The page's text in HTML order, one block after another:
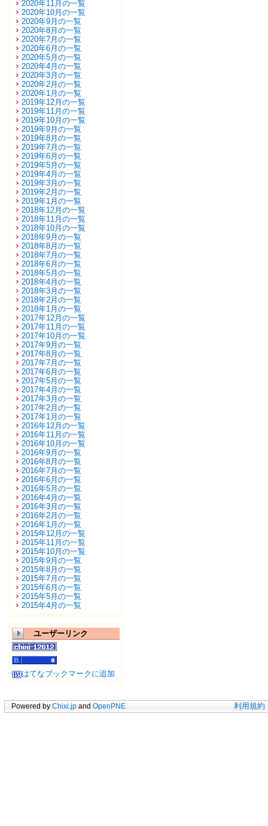
2020年11月の一覧
2020年10月の一覧
2020年9月の一覧
2020年8月の一覧
2020年7月の一覧
2020年6月の一覧
2020年5月の一覧
2020年4月の一覧
2020年3月の一覧
2020年2月の一覧
2020年1月の一覧
2019年12月の一覧
2019年11月の一覧
2019年10月の一覧
2019年9月の一覧
2019年8月の一覧
2019年7月の一覧
2019年6月の一覧
2019年5月の一覧
2019年4月の一覧
2019年3月の一覧
2019年2月の一覧
2019年1月の一覧
2018年12月の一覧
2018年11月の一覧
2018年10月の一覧
2018年9月の一覧
2018年8月の一覧
2018年7月の一覧
2018年6月の一覧
2018年5月の一覧
2018年4月の一覧
2018年3月の一覧
2018年2月の一覧
2018年1月の一覧
2017年12月の一覧
2017年11月の一覧
2017年10月の一覧
2017年9月の一覧
2017年8月の一覧
2017年7月の一覧
2017年6月の一覧
2017年5月の一覧
2017年4月の一覧
2017年3月の一覧
2017年2月の一覧
2017年1月の一覧
2016年12月の一覧
2016年11月の一覧
2016年10月の一覧
2016年9月の一覧
2016年8月の一覧
2016年7月の一覧
2016年6月の一覧
2016年5月の一覧
2016年4月の一覧
2016年3月の一覧
2016年2月の一覧
2016年1月の一覧
2015年12月の一覧
2015年11月の一覧
2015年10月の一覧
2015年9月の一覧
2015年8月の一覧
2015年7月の一覧
2015年6月の一覧
2015年5月の一覧
2015年4月の一覧
ユーザーリンク
はてなブックマークに追加
Powered by Chixi.jp and OpenPNE 利用規約